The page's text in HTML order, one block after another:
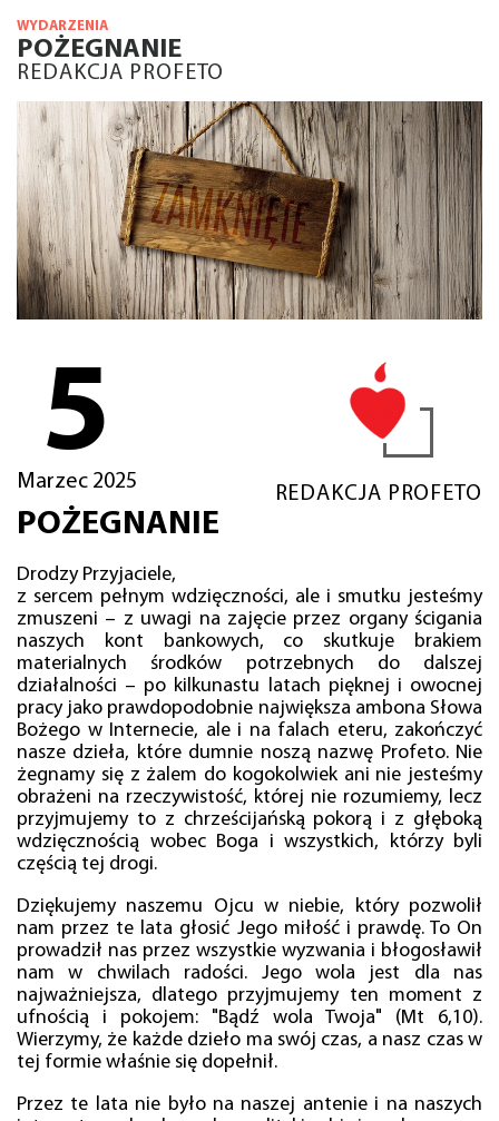
WYDARZENIA
POŻEGNANIE
REDAKCJA PROFETO
5
Marzec 2025
REDAKCJA PROFETO
POŻEGNANIE
Drodzy Przyjaciele,
z sercem pełnym wdzięczności, ale i smutku jesteśmy
zmuszeni – z uwagi na zajęcie przez organy ścigania
naszych kont bankowych, co skutkuje brakiem
materialnych środków potrzebnych do dalszej
działalności – po kilkunastu latach pięknej i owocnej
pracy jako prawdopodobnie największa ambona Słowa
Bożego w Internecie, ale i na falach eteru, zakończyć
nasze dzieła, które dumnie noszą nazwę Profeto. Nie
żegnamy się z żalem do kogokolwiek ani nie jesteśmy
obrażeni na rzeczywistość, której nie rozumiemy, lecz
przyjmujemy to z chrześcijańską pokorą i z głęboką
wdzięcznością wobec Boga i wszystkich, którzy byli
częścią tej drogi.
Dziękujemy naszemu Ojcu w niebie, który pozwolił
nam przez te lata głosić Jego miłość i prawdę. To On
prowadził nas przez wszystkie wyzwania i błogosławił
nam w chwilach radości. Jego wola jest dla nas
najważniejsza, dlatego przyjmujemy ten moment z
ufnością i pokojem: "Bądź wola Twoja" (Mt 6,10).
Wierzymy, że każde dzieło ma swój czas, a nasz czas w
tej formie właśnie się dopełnił.
Przez te lata nie było na naszej antenie i na naszych